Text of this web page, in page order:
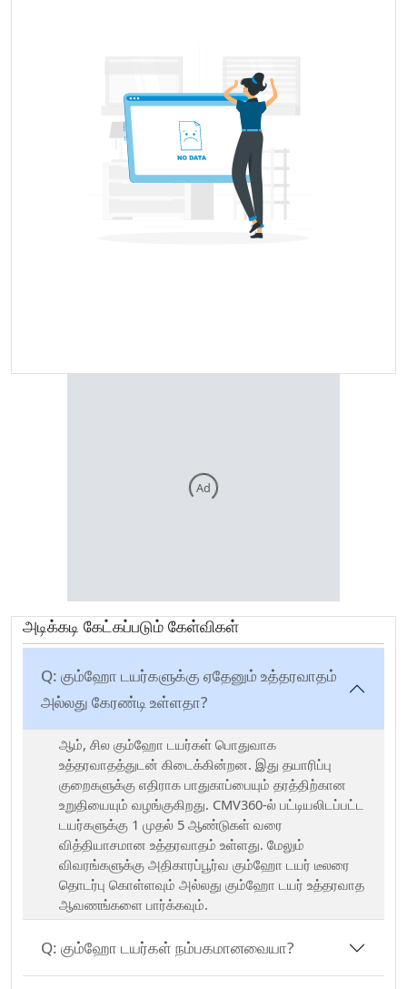
Ad
அடிக்கடி கேட்கப்படும் கேள்விகள்
Q: கும்ஹோ டயர்களுக்கு ஏதேனும் உத்தரவாதம்
அல்லது கேரண்டி உள்ளதா?
ஆம், சில கும்ஹோ டயர்கள் பொதுவாக
உத்தரவாதத்துடன் கிடைக்கின்றன. இது தயாரிப்பு
குறைகளுக்கு எதிராக பாதுகாப்பையும் தரத்திற்கான
உறுதியையும் வழங்குகிறது. CMV360-ல் பட்டியலிடப்பட்ட
டயர்களுக்கு 1 முதல் 5 ஆண்டுகள் வரை
வித்தியாசமான உத்தரவாதம் உள்ளது. மேலும்
விவரங்களுக்கு அதிகாரப்பூர்வ கும்ஹோ டயர் டீலரை
தொடர்பு கொள்ளவும் அல்லது கும்ஹோ டயர் உத்தரவாத
ஆவணங்களை பார்க்கவும்.
Q: கும்ஹோ டயர்கள் நம்பகமானவையா?